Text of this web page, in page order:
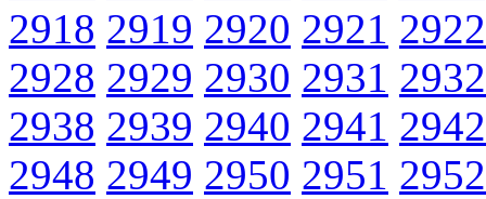
2918 2919 2920 2921 2922
2928 2929 2930 2931 2932
2938 2939 2940 2941 2942
2948 2949 2950 2951 2952